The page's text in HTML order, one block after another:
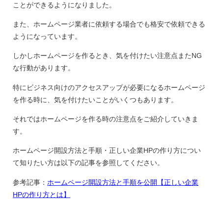
ことができるようになりました。
また、ホームページ業者に依頼する場合でも格安で依頼できる
ようになっています。
しかしホームページを作るとき、気を付けたい注意点またNG
な行動があります。
特にビジネス向けのアクセスアップが必要になるホームページ
を作る時に、気を付けたいことがいくつもあります。
それではホームページを作る時の注意点をご紹介していきま
す。
ホームページ開設方法と手順・正しい企業HPの作り方につい
て知りたい方は以下の記事を参照してください。
参考記事： ホームページ開設方法と手順を公開【正しい企業
HPの作り方とは】